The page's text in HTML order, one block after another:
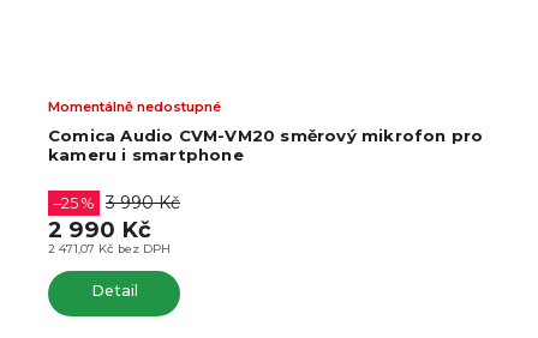
Comica Audio CVM-VM20 směrový mikrofon pro
kameru i smartphone
Momentálně nedostupné
2 471,07 Kč bez DPH
–25 % 3 990 Kč
2 990 Kč
Detail